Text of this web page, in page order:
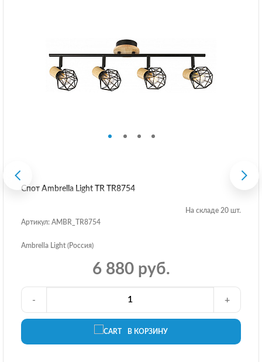
Спот Ambrella Light TR TR8754
На складе 20 шт.
Артикул: AMBR_TR8754
Ambrella Light (Россия)
6 880 руб.
В КОРЗИНУ
- +